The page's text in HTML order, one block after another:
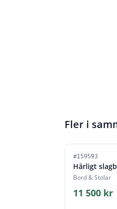
Fler i
#159593
Härligt
Bord & Stolar
11 500 kr